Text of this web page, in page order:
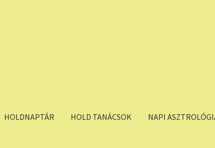
HOLDNAPTÁR HOLD TANÁCSOK NAPI